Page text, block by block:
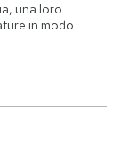
una loro
in modo